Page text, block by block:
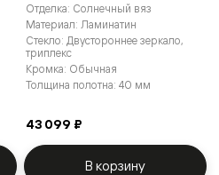
Отделка: Солнечный вяз
Материал: Ламинатин
Стекло: Двустороннее зеркало,
триплекс
Кромка: Обычная
Толщина полотна: 40 мм
43 099 ₽
В корзину